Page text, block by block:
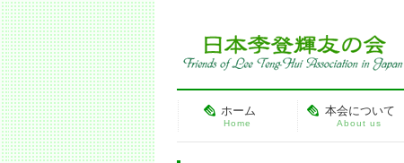
ホーム
Home
本会について
About us